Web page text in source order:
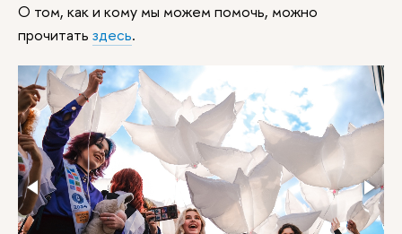
О том, как и кому мы можем помочь, можно
прочитать здесь.